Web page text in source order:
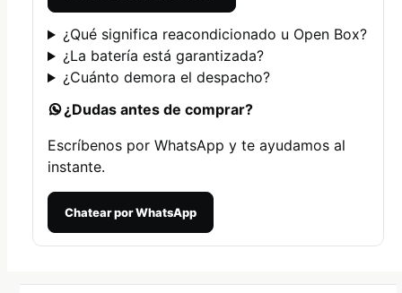
¿Qué significa reacondicionado u Open Box?
¿La batería está garantizada?
¿Cuánto demora el despacho?
¿Dudas antes de comprar?
Escríbenos por WhatsApp y te ayudamos al
instante.
Chatear por WhatsApp